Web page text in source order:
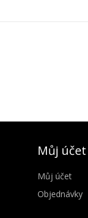
Můj účet
Můj účet
Objednávky